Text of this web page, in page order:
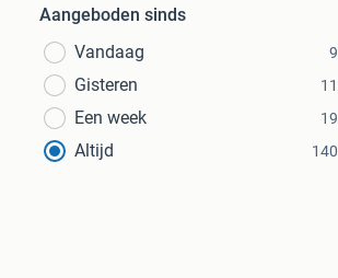
Aangeboden sinds
Vandaag
9
Gisteren 11
Een week 19
Altijd 140